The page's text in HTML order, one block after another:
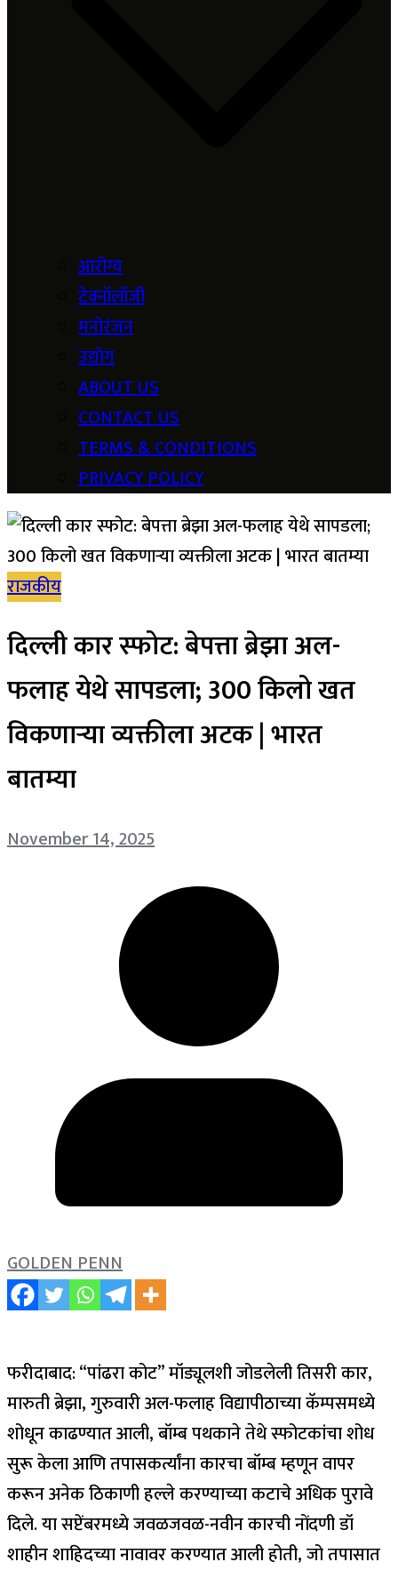
आरोग्य
टेक्नॉलॉजी
मनोरंजन
उद्योग
ABOUT US
CONTACT US
TERMS & CONDITIONS
PRIVACY POLICY
राजकीय
दिल्ली कार स्फोट: बेपत्ता ब्रेझा अल-
फलाह येथे सापडला; 300 किलो खत
विकणाऱ्या व्यक्तीला अटक | भारत
बातम्या
November 14, 2025
GOLDEN PENN
फरीदाबाद: “पांढरा कोट” मॉड्यूलशी जोडलेली तिसरी कार,
मारुती ब्रेझा, गुरुवारी अल-फलाह विद्यापीठाच्या कॅम्पसमध्ये
शोधून काढण्यात आली, बॉम्ब पथकाने तेथे स्फोटकांचा शोध
सुरू केला आणि तपासकर्त्यांना कारचा बॉम्ब म्हणून वापर
करून अनेक ठिकाणी हल्ले करण्याच्या कटाचे अधिक पुरावे
दिले.या सप्टेंबरमध्ये जवळजवळ-नवीन कारची नोंदणी डॉ
शाहीन शाहिदच्या नावावर करण्यात आली होती, जो तपासात